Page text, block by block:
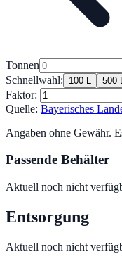
Tonnen
Schnellwahl:
100 L 500 L
Faktor:
Quelle: Bayerisches
Angaben ohne Gewähr.
Passende Behälter
Aktuell noch nicht
Entsorgung
Aktuell noch nicht